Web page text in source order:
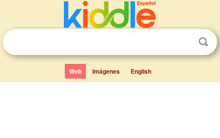
Web Imágenes English